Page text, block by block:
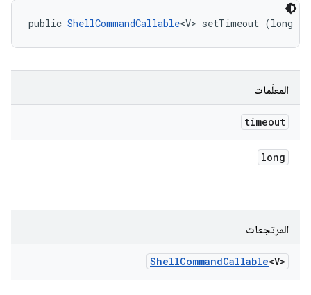
public ShellCommandCallable<V> setTimeout (long
المعلَمات
timeout
long
المرتجعات
ShellCommandCallable<V>